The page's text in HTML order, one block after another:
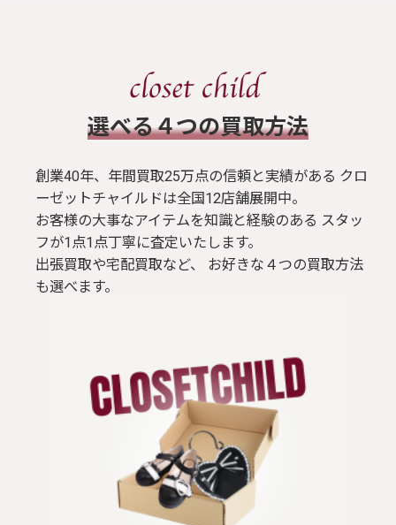
​選べる４つの買取方法
創業40年、年間買取25万点の信頼と実績がある クロ
ーゼットチャイルドは全国12店舗展開中。
お客様の大事なアイテムを知識と経験のある スタッ
フが1点1点丁寧に査定いたします。
出張買取や宅配買取など、 お好きな４つの買取方法
も選べます。